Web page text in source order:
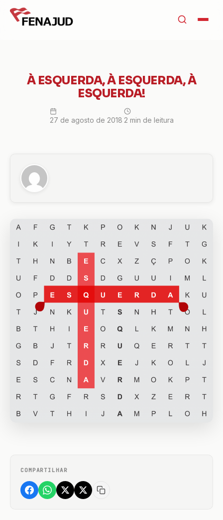
À ESQUERDA, À ESQUERDA, À
ESQUERDA!
27 de agosto de 2018 2 min de leitura
COMPARTILHAR